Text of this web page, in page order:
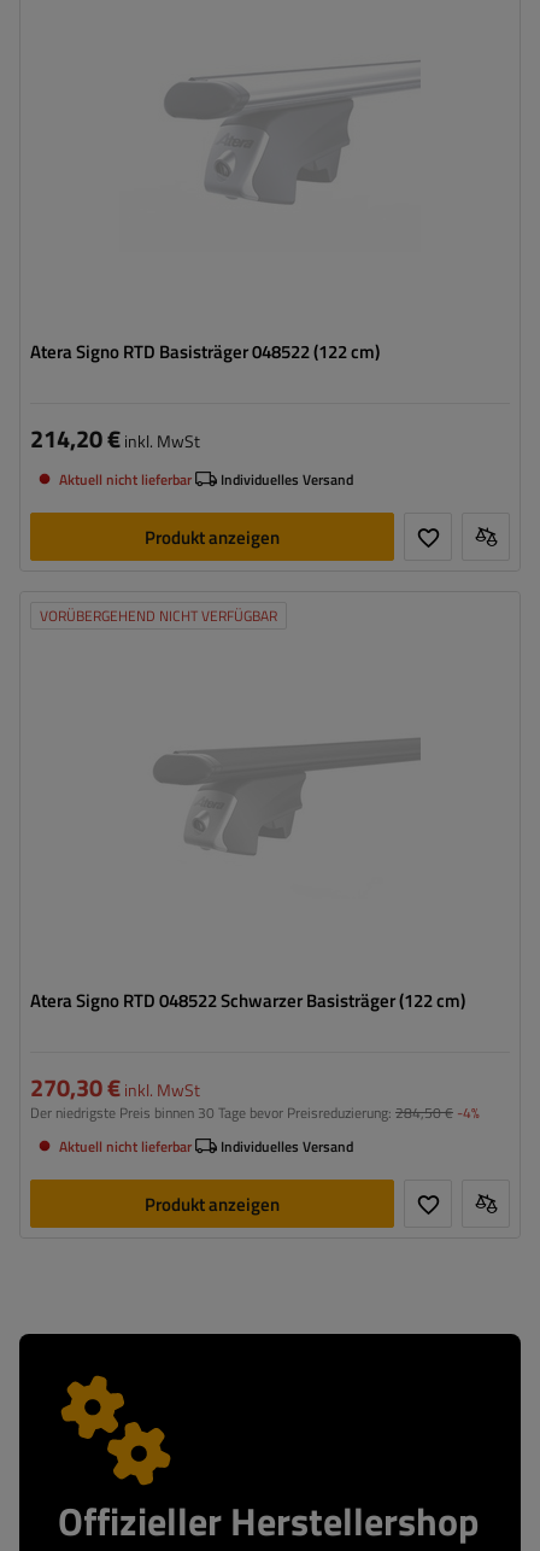
Atera Signo RTD Basisträger 048522 (122 cm)
214,20 €inkl. MwSt
Aktuell nicht lieferbar Individuelles Versand
Produkt anzeigen
VORÜBERGEHEND NICHT VERFÜGBAR
Atera Signo RTD 048522 Schwarzer Basisträger (122 cm)
270,30 €inkl. MwSt
Der niedrigste Preis binnen 30 Tage bevor Preisreduzierung: 284,50 € -4%
Aktuell nicht lieferbar
Individuelles Versand
Produkt anzeigen
Offizieller Herstellershop